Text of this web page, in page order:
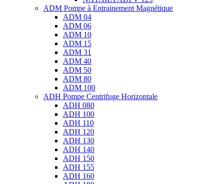
ADM Pompe à Entrainement Magnétique
ADM 04
ADM 06
ADM 10
ADM 15
ADM 31
ADM 40
ADM 50
ADM 80
ADM 100
ADH Pompe Centrifuge Horizontale
ADH 080
ADH 100
ADH 110
ADH 120
ADH 130
ADH 140
ADH 150
ADH 155
ADH 160